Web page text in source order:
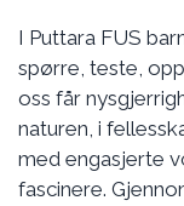
I Puttara FUS
spørre, teste,
oss får
naturen, i
med engasjerte
fascinere.